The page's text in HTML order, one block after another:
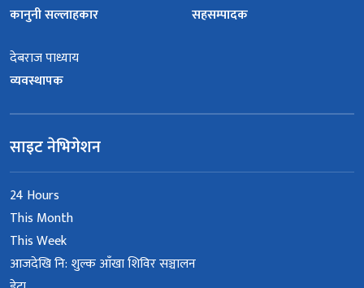
कानुनी सल्लाहकार
सहसम्पादक
देबराज पाध्याय
व्यवस्थापक
साइट नेभिगेशन
24 Hours
This Month
This Week
आजदेखि नि: शुल्क आँखा शिविर सञ्चालन